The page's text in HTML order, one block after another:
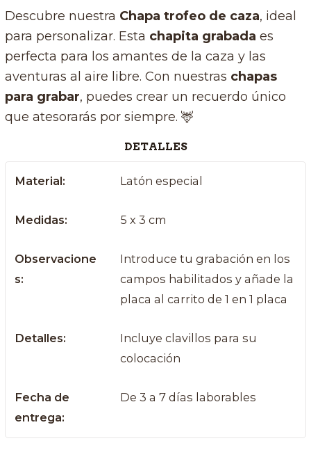
Descubre nuestra Chapa trofeo de caza, ideal
para personalizar. Esta chapita grabada es
perfecta para los amantes de la caza y las
aventuras al aire libre. Con nuestras chapas
para grabar, puedes crear un recuerdo único
que atesorarás por siempre. 🦌
DETALLES
Material: Latón especial
Medidas: 5 x 3 cm
Observacione
s:
Introduce tu grabación en los
campos habilitados y añade la
placa al carrito de 1 en 1 placa
Detalles:
Incluye clavillos para su
colocación
Fecha de
entrega:
De 3 a 7 días laborables